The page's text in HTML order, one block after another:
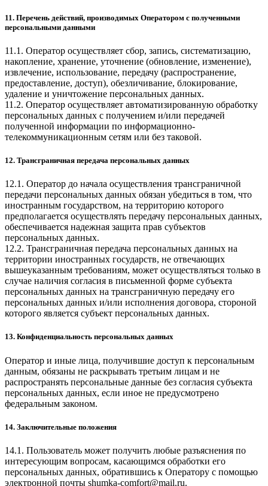
11. Перечень действий, производимых Оператором с полученными
персональными данными
11.1. Оператор осуществляет сбор, запись, систематизацию,
накопление, хранение, уточнение (обновление, изменение),
извлечение, использование, передачу (распространение,
предоставление, доступ), обезличивание, блокирование,
удаление и уничтожение персональных данных.
11.2. Оператор осуществляет автоматизированную обработку
персональных данных с получением и/или передачей
полученной информации по информационно-
телекоммуникационным сетям или без таковой.
12. Трансграничная передача персональных данных
12.1. Оператор до начала осуществления трансграничной
передачи персональных данных обязан убедиться в том, что
иностранным государством, на территорию которого
предполагается осуществлять передачу персональных данных,
обеспечивается надежная защита прав субъектов
персональных данных.
12.2. Трансграничная передача персональных данных на
территории иностранных государств, не отвечающих
вышеуказанным требованиям, может осуществляться только в
случае наличия согласия в письменной форме субъекта
персональных данных на трансграничную передачу его
персональных данных и/или исполнения договора, стороной
которого является субъект персональных данных.
13. Конфиденциальность персональных данных
Оператор и иные лица, получившие доступ к персональным
данным, обязаны не раскрывать третьим лицам и не
распространять персональные данные без согласия субъекта
персональных данных, если иное не предусмотрено
федеральным законом.
14. Заключительные положения
14.1. Пользователь может получить любые разъяснения по
интересующим вопросам, касающимся обработки его
персональных данных, обратившись к Оператору с помощью
электронной почты shumka-comfort@mail.ru.